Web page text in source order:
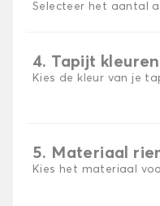
Selecteer het aantal
4. Tapijt kleuren
Kies de kleur van je
5. Materiaal
Kies het materiaal